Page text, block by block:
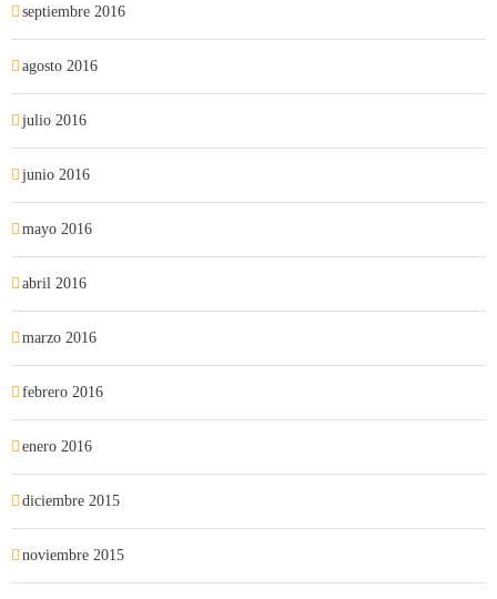
septiembre 2016
agosto 2016
julio 2016
junio 2016
mayo 2016
abril 2016
marzo 2016
febrero 2016
enero 2016
diciembre 2015
noviembre 2015